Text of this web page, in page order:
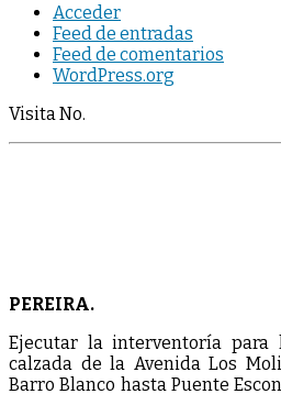
Acceder
Feed de entradas
Feed de comentarios
WordPress.org
Visita No.
PEREIRA.
Ejecutar la interventoría para
calzada de la Avenida Los
Barro Blanco hasta Puente